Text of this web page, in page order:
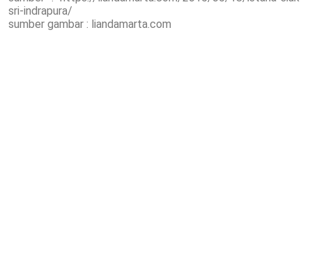
sri-indrapura/
sumber gambar : liandamarta.com